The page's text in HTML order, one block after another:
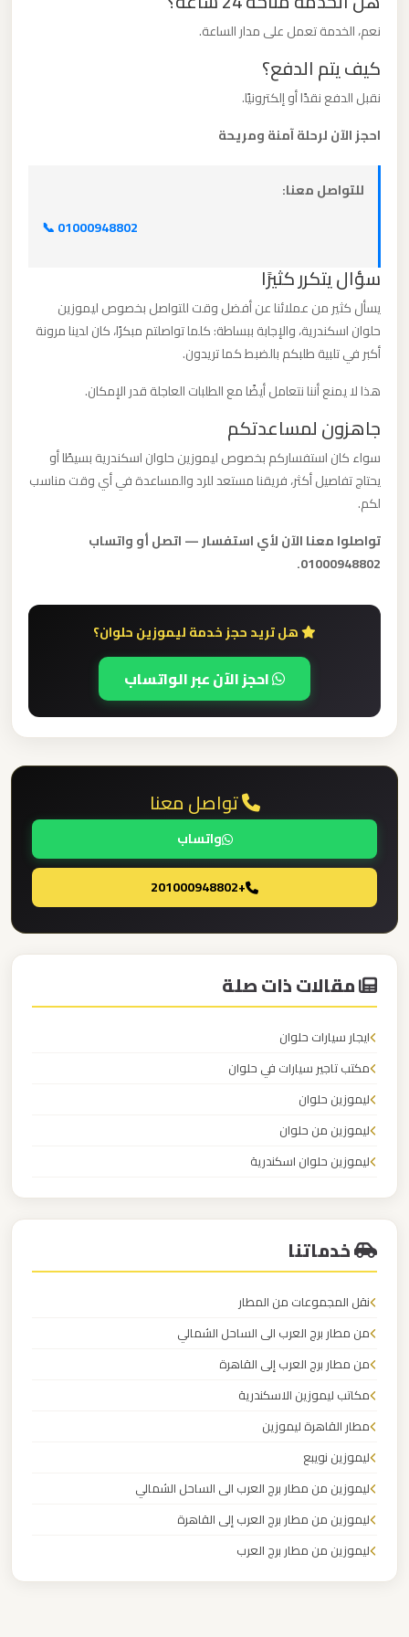
نعم، الخدمة تعمل على مدار الساعة.
كيف يتم الدفع؟
نقبل الدفع نقدًا أو إلكترونيًا.
احجز الآن لرحلة آمنة ومريحة
للتواصل معنا:
📞 01000948802
سؤال يتكرر كثيرًا
يسأل كثير من عملائنا عن أفضل وقت للتواصل بخصوص ليموزين
حلوان اسكندرية، والإجابة ببساطة: كلما تواصلتم مبكرًا، كان لدينا مرونة
أكبر في تلبية طلبكم بالضبط كما تريدون.
هذا لا يمنع أننا نتعامل أيضًا مع الطلبات العاجلة قدر الإمكان.
جاهزون لمساعدتكم
سواء كان استفساركم بخصوص ليموزين حلوان اسكندرية بسيطًا أو
يحتاج تفاصيل أكثر، فريقنا مستعد للرد والمساعدة في أي وقت مناسب
لكم.
تواصلوا معنا الآن لأي استفسار — اتصل أو واتساب
01000948802.
هل تريد حجز خدمة ليموزين حلوان؟
احجز الآن عبر الواتساب
تواصل معنا
واتساب
+201000948802
مقالات ذات صلة
ايجار سيارات حلوان
مكتب تاجير سيارات في حلوان
ليموزين حلوان
ليموزين من حلوان
ليموزين حلوان اسكندرية
خدماتنا
نقل المجموعات من المطار
من مطار برج العرب الى الساحل الشمالي
من مطار برج العرب إلى القاهرة
مكاتب ليموزين الاسكندرية
مطار القاهرة ليموزين
ليموزين نويبع
ليموزين من مطار برج العرب الى الساحل الشمالي
ليموزين من مطار برج العرب إلى القاهرة
ليموزين من مطار برج العرب
ليموزين من مطار القاهرة
العرب
والإسكندرية
ليموزين
مطار
مطروح
ليموزين
مطار
العرب
الدولي
ليموزين
مطار
العرب
الاسكندرية
العرب
اسكندرية
ليموزين
العرب
ليموزين
مطار
القاهرة
اسكندرية
ليموزين
الدولي
ليموزين
مطار
القاهرة
الساخن
القاهرة
أسعار
ليموزين
القاهرة
ليموزين